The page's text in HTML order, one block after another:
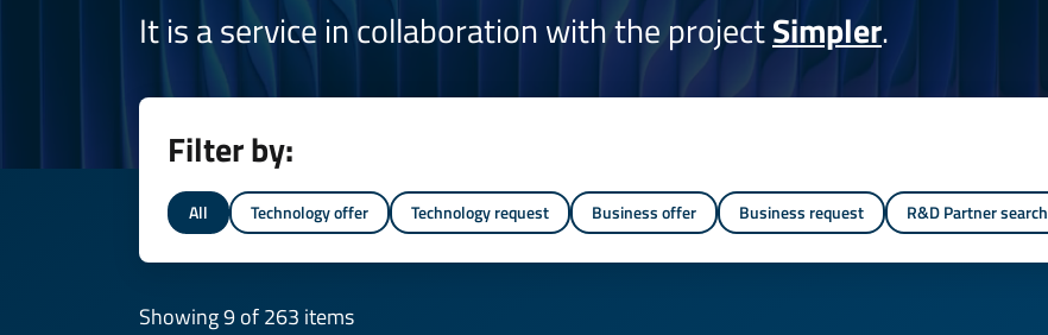
It is a service in collaboration with the projectSimpler.
Filter by:
All Technology offer Technology request Business offer Business request R&D Partner search
Showing 9 of 263 items